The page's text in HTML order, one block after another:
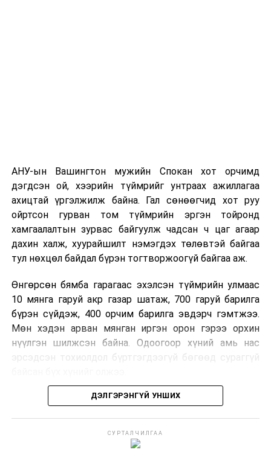
АНУ-ын Вашингтон мужийн Спокан хот орчимд
дэгдсэн ой, хээрийн түймрийг унтраах ажиллагаа
ахицтай үргэлжилж байна. Гал сөнөөгчид хот руу
ойртсон гурван том түймрийн эргэн тойронд
хамгаалалтын зурвас байгуулж чадсан ч цаг агаар
дахин халж, хуурайшилт нэмэгдэх төлөвтэй байгаа
тул нөхцөл байдал бүрэн тогтворжоогүй байгаа аж.
Өнгөрсөн бямба гарагаас эхэлсэн түймрийн улмаас
10 мянга гаруй акр газар шатаж, 700 гаруй барилга
бүрэн сүйдэж, 400 орчим барилга эвдэрч гэмтжээ.
Мөн хэдэн арван мянган иргэн орон гэрээ орхин
нүүлгэн шилжсэн байна. Одоогоор хүний амь нас
эрсэдсэн тохиолдол бүртгэгдээгүй бөгөөд сураггүй
Албаныхны мэдээлснээр түймрийн нэг голомтыг
шатаасан гэх үндэслэлээр эрүүгийн хэрэг үүсгэн
ДЭЛГЭРЭНГҮЙ УНШИХ
СУРТАЛЧИЛГАА